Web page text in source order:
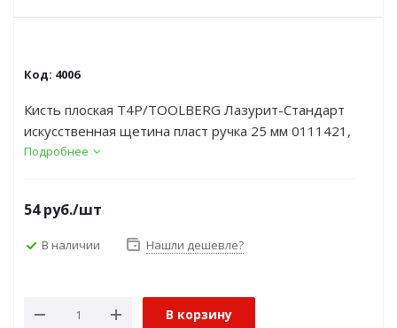
Код: 4006
Кисть плоская Т4Р/TOOLBERG Лазурит-Стандарт
искусственная щетина пласт ручка 25 мм 0111421,
(ДК)
Подробнее
54руб./шт
В наличии Нашли дешевле?
В корзину